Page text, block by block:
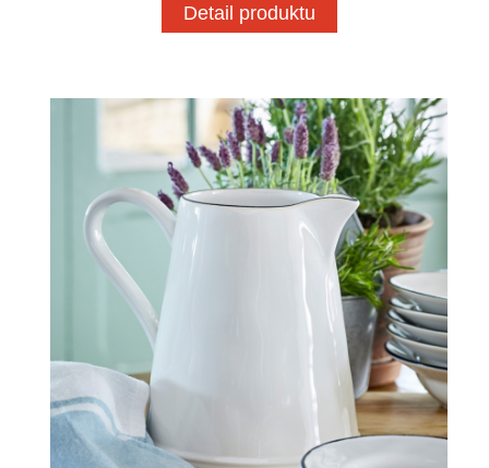
Detail produktu